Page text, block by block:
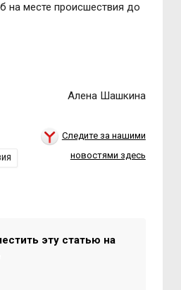
на месте происшествия до
Алена Шашкина
Следите за нашими
новостями здесь
эту статью на